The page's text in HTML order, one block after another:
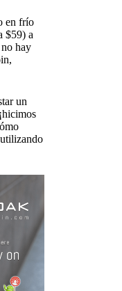
en frío
$59) a
hay
un